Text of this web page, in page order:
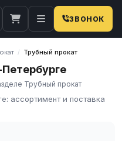
ЗВОНОК
/ Трубный прокат
Трубный прокат
ассортимент и поставка